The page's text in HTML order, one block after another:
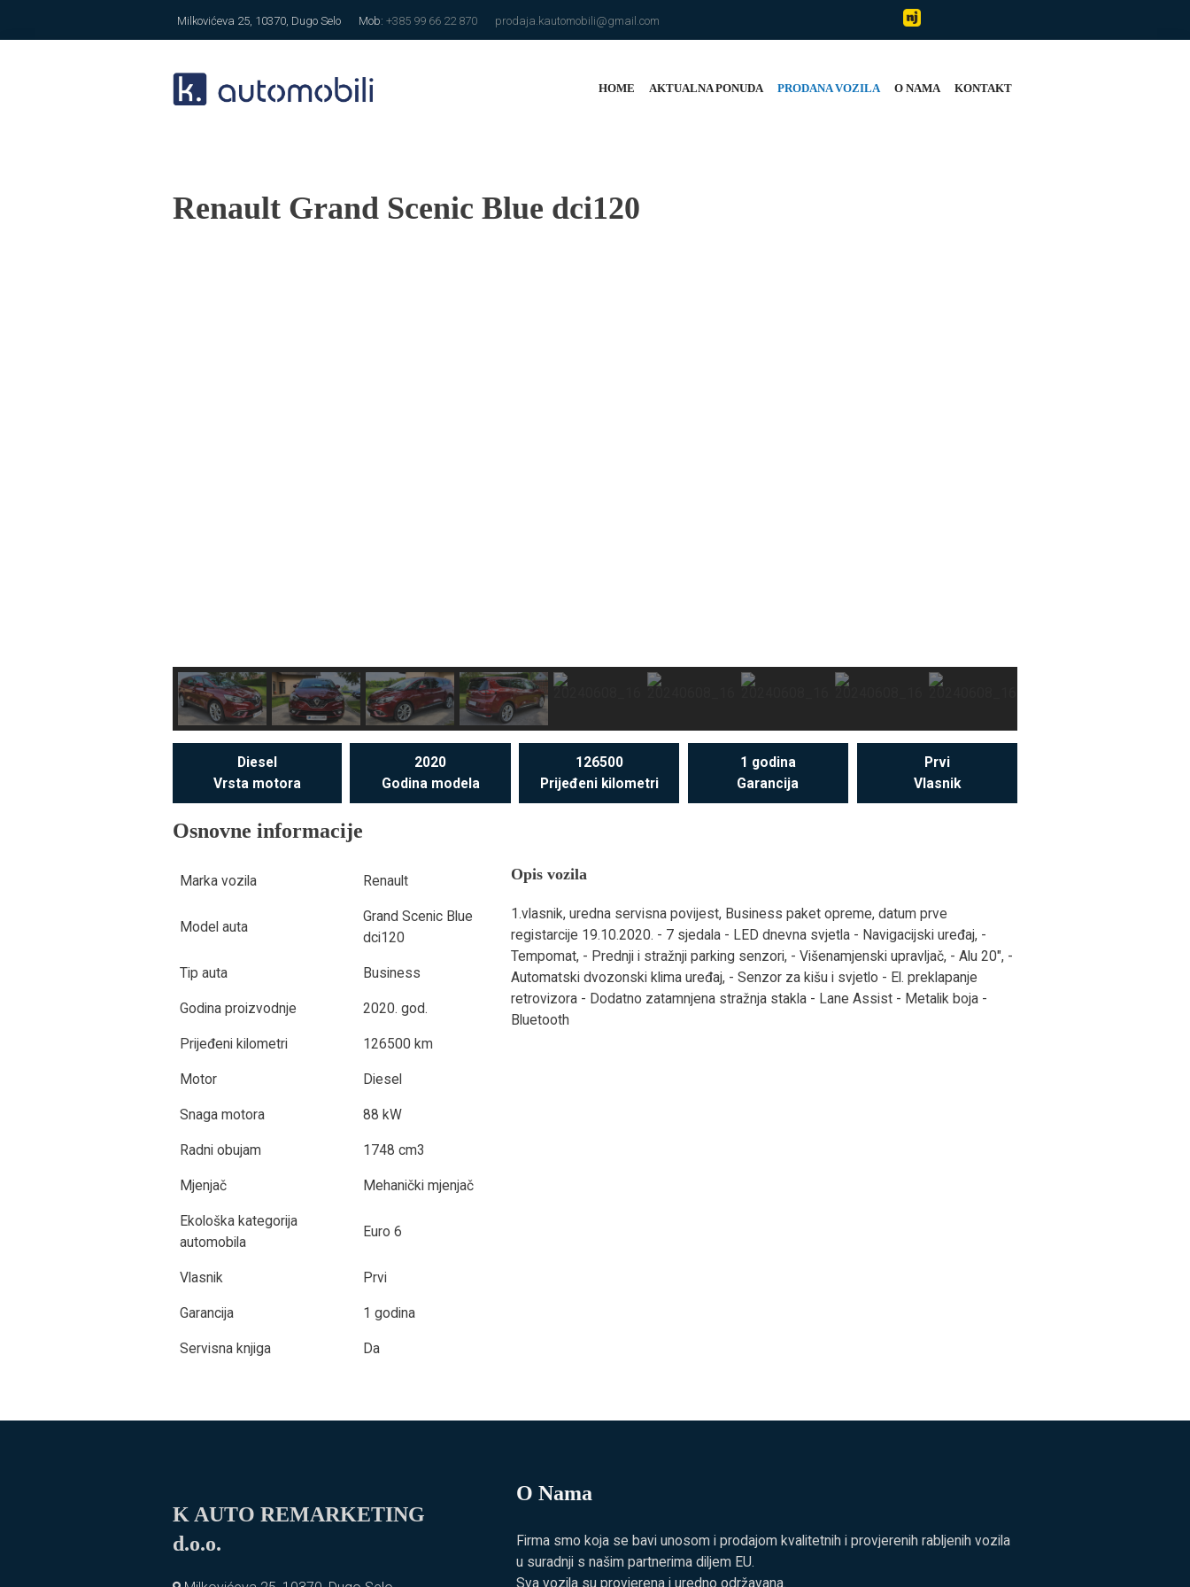
Milkovićeva 25, 10370, Dugo Selo Mob:+385 99 66 22 870 prodaja.kautomobili@gmail.com
HOME AKTUALNA PONUDA PRODANA VOZILA O NAMA KONTAKT
Renault Grand Scenic Blue dci120
Diesel
Vrsta motora
2020
Godina modela
126500
Prijeđeni kilometri
1 godina
Garancija
Prvi
Vlasnik
Osnovne informacije
Marka vozila Renault
Model auta
Grand Scenic Blue
dci120
Tip auta Business
Godina proizvodnje 2020. god.
Prijeđeni kilometri 126500 km
Motor Diesel
Snaga motora 88 kW
Radni obujam 1748 cm3
Mjenjač Mehanički mjenjač
Ekološka kategorija
automobila
Euro 6
Vlasnik Prvi
Garancija 1 godina
Servisna knjiga Da
Opis vozila
1.vlasnik, uredna servisna povijest, Business paket opreme, datum prve
registarcije 19.10.2020. - 7 sjedala - LED dnevna svjetla - Navigacijski uređaj, -
Tempomat, - Prednji i stražnji parking senzori, - Višenamjenski upravljač, - Alu 20", -
Automatski dvozonski klima uređaj, - Senzor za kišu i svjetlo - El. preklapanje
retrovizora - Dodatno zatamnjena stražnja stakla - Lane Assist - Metalik boja -
Bluetooth
K AUTO REMARKETING
d.o.o.
O Nama
Firma smo koja se bavi unosom i prodajom kvalitetnih i provjerenih rabljenih vozila
u suradnji s našim partnerima diljem EU.
Sva vozila su provjerena i uredno održavana.